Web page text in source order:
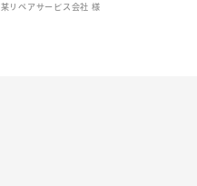
某リペアサービス会社 様